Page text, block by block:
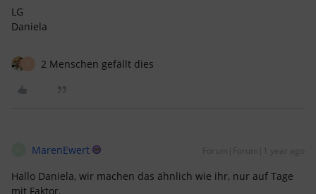
LG
Daniela
2 Menschen gefällt dies
MarenEwert Forum|Forum|1 year ago
Hallo Daniela, wir machen das ähnlich wie ihr, nur auf Tage
mit Faktor.